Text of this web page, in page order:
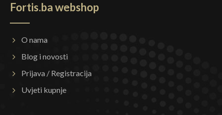
Fortis.ba webshop
O nama
Blog i novosti
Prijava / Registracija
Uvjeti kupnje